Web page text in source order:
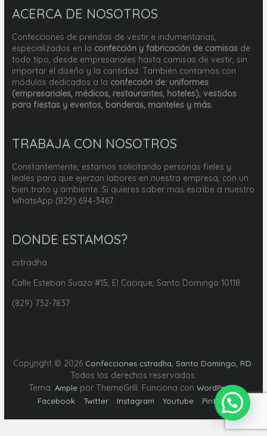
ACERCA DE NOSOTROS
Confecciones de prendas de vestir e indumentarias,
especializados en la confección y fabricación de camisasde
todo tipo, desde empresariales hasta camisas de vestir, sin
importar el diseño y la cantidad. También contamos con
módulos dedicados a la confección de: uniformes
(empresariales, médicos, restaurantes, hoteles), vestidos
para fiestas y eventos, banderas, manteles y más.
TRABAJA CON NOSOTROS
Constantemente, estamos solicitando personas fieles y
leales para que ejerzan labores en nuestra empresa, con un
bien trato y ambiente. Si quieres saber mas escribe a nuestro
WhatsApp (829) 694-3467.
DONDE ESTAMOS?
cstradha
Calle Esteban Suazo #15, El Cacique, Santo Domingo 10118
(829) 732-7837
Copyright © 2026 Confecciones cstradha, Santo Domingo, RD.
Todos los derechos reservados.
Tema:Ample por ThemeGrill. Funciona conWordPress.
Facebook Twitter Instagram Youtube Pinterest